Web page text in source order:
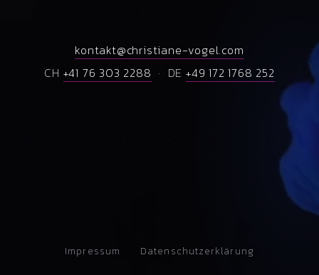
kontakt@christiane-vogel.com
CH +41 76 303 2288 · DE +49 172 1768 252
Impressum Datenschutzerklärung